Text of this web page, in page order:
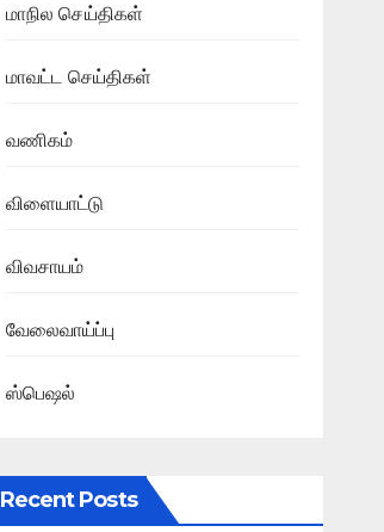
மாநில செய்திகள்
மாவட்ட செய்திகள்
வணிகம்
விளையாட்டு
விவசாயம்
வேலைவாய்ப்பு
ஸ்பெஷல்
Recent Posts